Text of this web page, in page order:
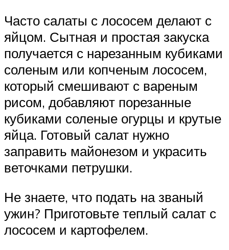
Часто салаты с лососем делают с
яйцом. Сытная и простая закуска
получается с нарезанным кубиками
соленым или копченым лососем,
который смешивают с вареным
рисом, добавляют порезанные
кубиками соленые огурцы и крутые
яйца. Готовый салат нужно
заправить майонезом и украсить
веточками петрушки.
Не знаете, что подать на званый
ужин? Приготовьте теплый салат с
лососем и картофелем.